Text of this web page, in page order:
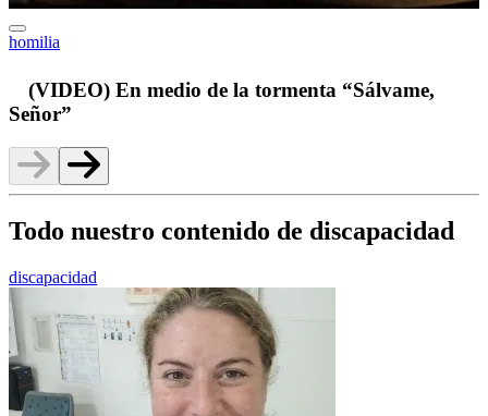
homilia
(VIDEO) En medio de la tormenta “Sálvame,
Señor”
Todo nuestro contenido de discapacidad
discapacidad